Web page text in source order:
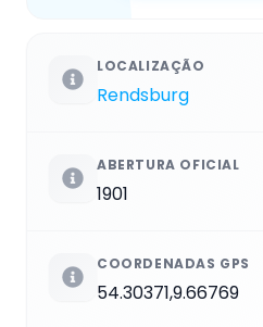
LOCALIZAÇÃO
Rendsburg
ABERTURA OFICIAL
1901
COORDENADAS GPS
54.30371,9.66769